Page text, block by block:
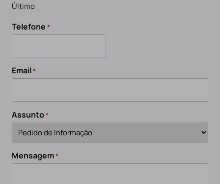
Último
Telefone *
Email*
Assunto*
Mensagem*